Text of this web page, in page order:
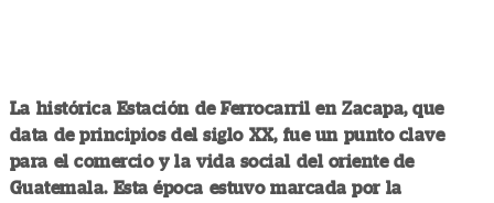
La histórica Estación de Ferrocarril en Zacapa, que
data de principios del siglo XX, fue un punto clave
para el comercio y la vida social del oriente de
Guatemala. Esta época estuvo marcada por la